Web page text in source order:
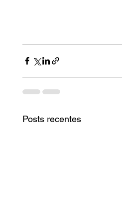
Posts recentes